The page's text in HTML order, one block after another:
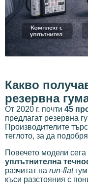
Какво
резервна
От 2020 г. почти 45
предлагат резервна
Производителите
теглото, за да
Повечето модели сега
уплътнителна
разчитат на run-flat
къси разстояния с